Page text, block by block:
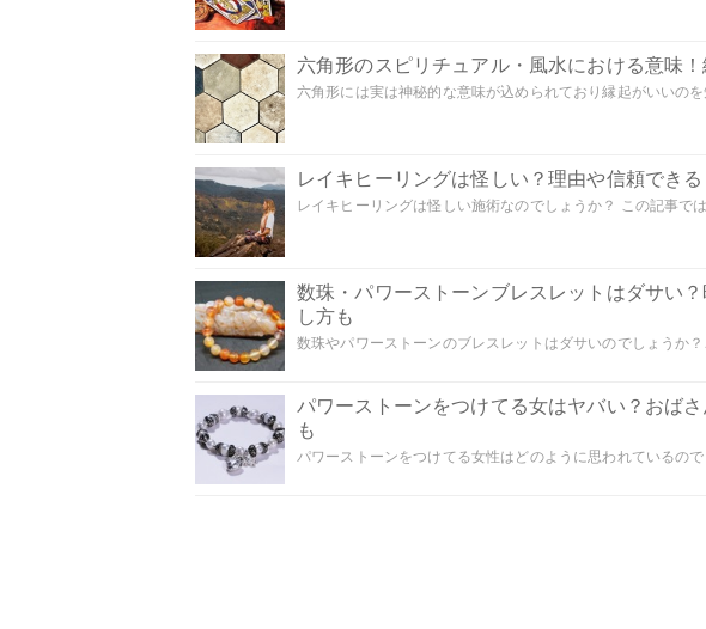
六角形のスピリチュアル・風水における意味！
六角形には実は神秘的な意味が込められており縁起がいいの
レイキヒーリングは怪しい？理由や信頼でき
レイキヒーリングは怪しい施術なのでしょうか？ この記事で
数珠・パワーストーンブレスレットはダサい
し方も
数珠やパワーストーンのブレスレットはダサいのでしょうか
パワーストーンをつけてる女はヤバい？おば
も
パワーストーンをつけてる女性はどのように思われているの